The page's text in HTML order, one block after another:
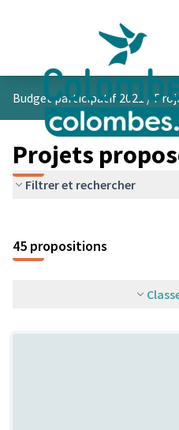
Budget participatif 2021 /
Projets
Filtrer et rechercher
45 propositions